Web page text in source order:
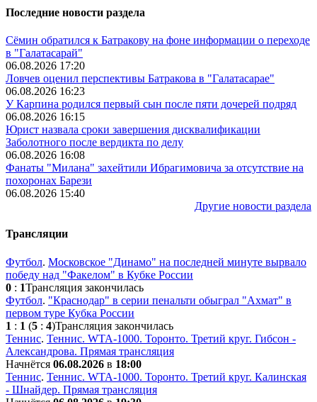
Последние новости раздела
Сёмин обратился к Батракову на фоне информации о переходе
в "Галатасарай"
06.08.2026 17:20
Ловчев оценил перспективы Батракова в "Галатасарае"
06.08.2026 16:23
У Карпина родился первый сын после пяти дочерей подряд
06.08.2026 16:15
Юрист назвала сроки завершения дисквалификации
Заболотного после вердикта по делу
06.08.2026 16:08
Фанаты "Милана" захейтили Ибрагимовича за отсутствие на
похоронах Барези
06.08.2026 15:40
Другие новости раздела
Трансляции
Футбол. Московское "Динамо" на последней минуте вырвало
победу над "Факелом" в Кубке России
0 : 1Трансляция закончилась
Футбол. "Краснодар" в серии пенальти обыграл "Ахмат" в
первом туре Кубка России
1 : 1 (5 : 4)Трансляция закончилась
Теннис. Теннис. WTA-1000. Торонто. Третий круг. Гибсон -
Александрова. Прямая трансляция
Начнётся 06.08.2026 в 18:00
Теннис. Теннис. WTA-1000. Торонто. Третий круг. Калинская
- Шнайдер. Прямая трансляция